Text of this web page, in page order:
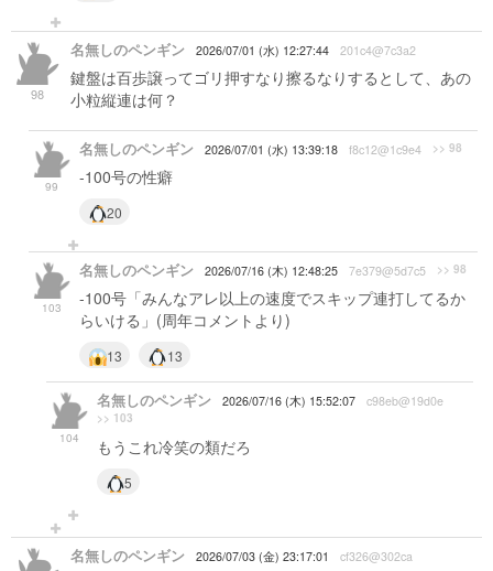
98
名無しのペンギン 2026/07/01 (水) 12:27:44 201c4@7c3a2
鍵盤は百歩譲ってゴリ押すなり擦るなりするとして、あの
小粒縦連は何？
99
名無しのペンギン 2026/07/01 (水) 13:39:18 f8c12@1c9e4 >> 98
-100号の性癖
20
103
名無しのペンギン 2026/07/16 (木) 12:48:25 7e379@5d7c5 >> 98
-100号「みんなアレ以上の速度でスキップ連打してるか
らいける」(周年コメントより)
13 13
104
名無しのペンギン 2026/07/16 (木) 15:52:07 c98eb@19d0e
>> 103
もうこれ冷笑の類だろ
5
名無しのペンギン 2026/07/03 (金) 23:17:01 cf326@302ca